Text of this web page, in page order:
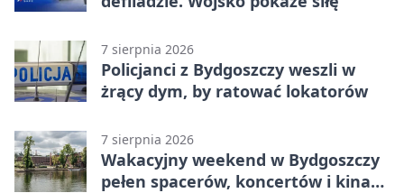
7 sierpnia 2026
Policjanci z Bydgoszczy weszli w
żrący dym, by ratować lokatorów
7 sierpnia 2026
Wakacyjny weekend w Bydgoszczy
pełen spacerów, koncertów i kina